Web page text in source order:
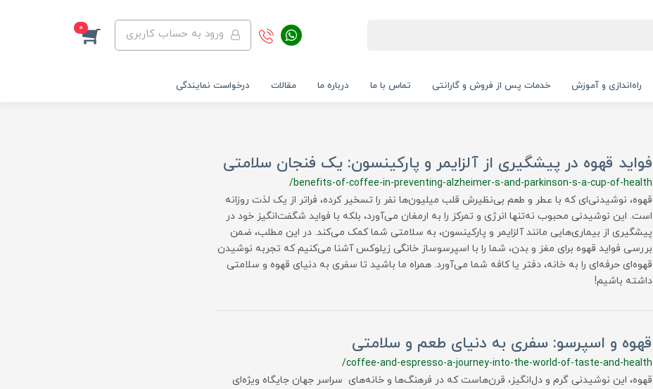
ورود به حساب کاربری 0
راه‌اندازی و آموزش خدمات پس از فروش و گارانتی تماس با ما درباره ما مقالات درخواست نمایندگی
فواید قهوه در پیشگیری از آلزایمر و پارکینسون: یک فنجان سلامتی
/benefits-of-coffee-in-preventing-alzheimer-s-and-parkinson-s-a-cup-of-health
قهوه، نوشیدنی‌ای که با عطر و طعم بی‌نظیرش قلب میلیون‌ها نفر را تسخیر کرده، فراتر از یک لذت روزانه
است. این نوشیدنی محبوب نه‌تنها انرژی و تمرکز را به ارمغان می‌آورد، بلکه با فواید شگفت‌انگیز خود در
پیشگیری از بیماری‌هایی مانند آلزایمر و پارکینسون، به سلامتی شما کمک می‌کند. در این مطلب، ضمن
بررسی فواید قهوه برای مغز و بدن، شما را با اسپرسوساز خانگی زیلوکس آشنا می‌کنیم که تجربه نوشیدن
قهوه‌ای حرفه‌ای را به خانه، دفتر یا کافه شما می‌آورد. همراه ما باشید تا سفری به دنیای قهوه و سلامتی
داشته باشیم!
قهوه و اسپرسو: سفری به دنیای طعم و سلامتی
/coffee-and-espresso-a-journey-into-the-world-of-taste-and-health
قهوه، این نوشیدنی گرم و دل‌انگیز، قرن‌هاست که در فرهنگ‌ها و خانه‌های سراسر جهان جایگاه ویژه‌ای